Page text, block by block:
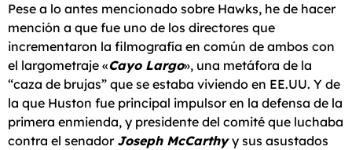
Pese a lo antes mencionado sobre Hawks, he de hacer
mención a que fue uno de los directores que
incrementaron la filmografía en común de ambos con
el largometraje «Cayo Largo», una metáfora de la
“caza de brujas” que se estaba viviendo en EE.UU. Y de
la que Huston fue principal impulsor en la defensa de la
primera enmienda, y presidente del comité que luchaba
contra el senador Joseph McCarthyy sus asustados